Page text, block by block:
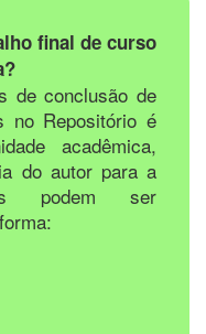
final de curso
de conclusão de
no Repositório é
acadêmica,
do autor para a
podem ser